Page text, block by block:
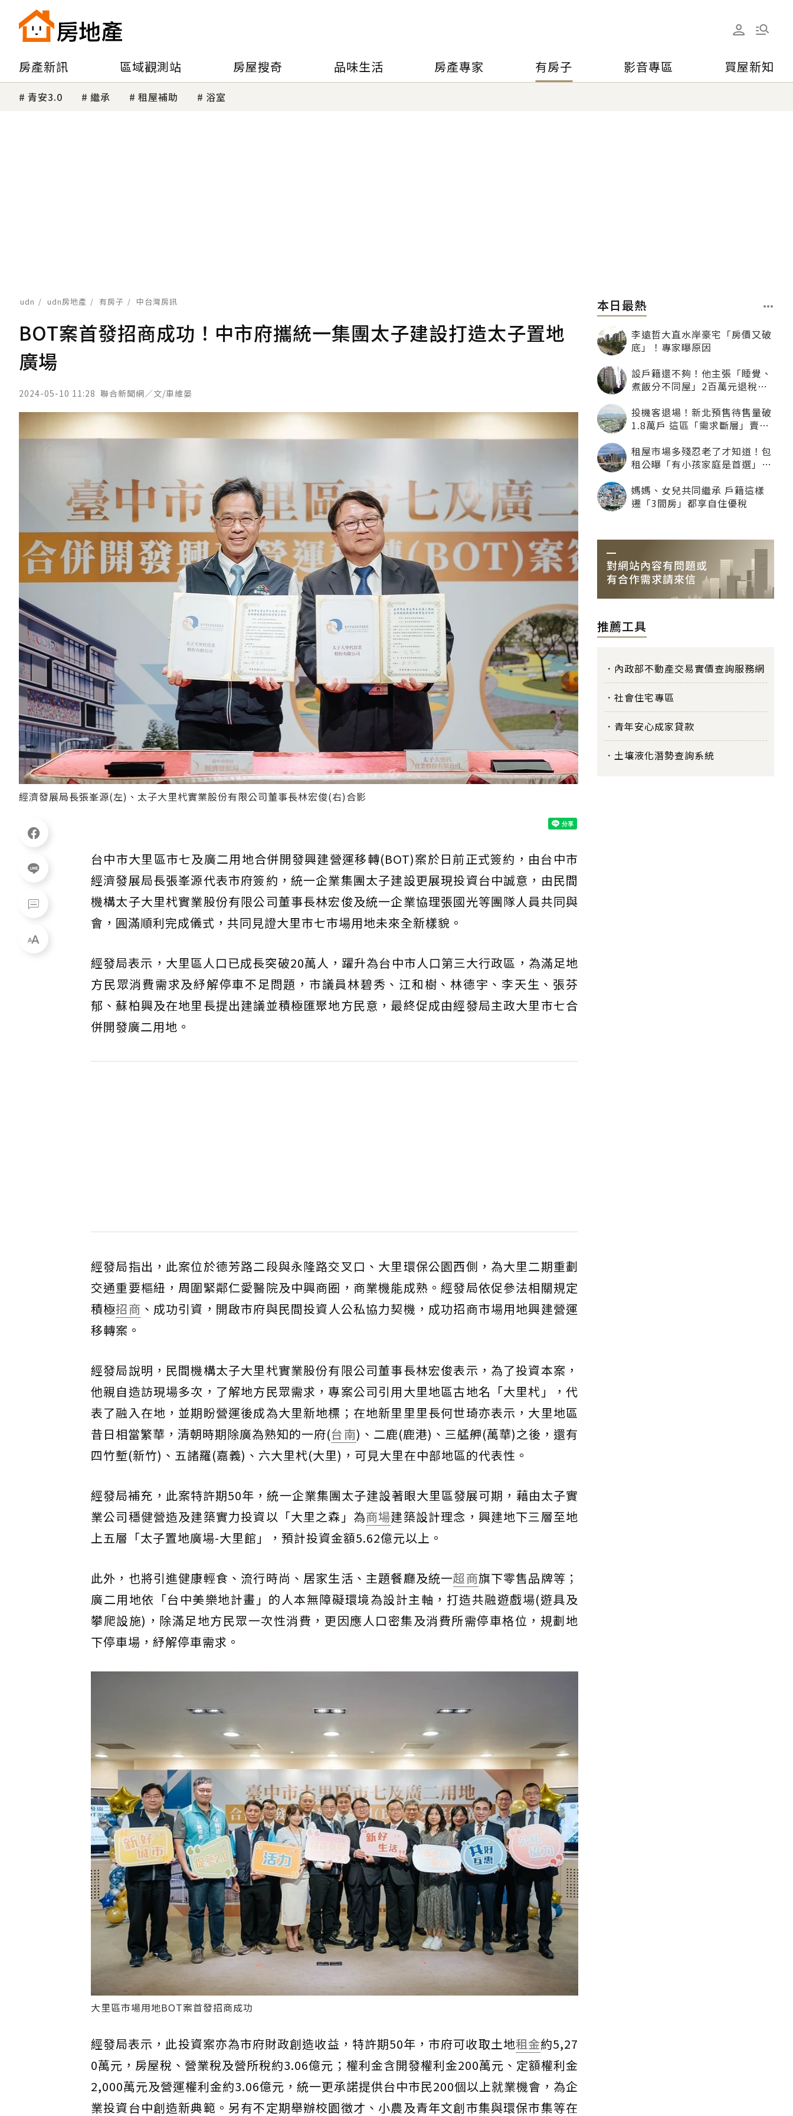
房產新訊 區域觀測站 房屋搜奇 品味生活 房產專家 有房子 影音專區 買屋新知
青安3.0 繼承 租屋補助 浴室
udn udn房地產 有房子 中台灣房訊
BOT案首發招商成功！中市府攜統一集團太子建設打造太子置地
廣場
2024-05-10 11:28 聯合新聞網／文/車維晏
經濟發展局長張峯源(左)、太子大里杙實業股份有限公司董事長林宏俊(右)合影
台中市大里區市七及廣二用地合併開發興建營運移轉(BOT)案於日前正式簽約，由台中市
經濟發展局長張峯源代表市府簽約，統一企業集團太子建設更展現投資台中誠意，由民間
機構太子大里杙實業股份有限公司董事長林宏俊及統一企業協理張國光等團隊人員共同與
會，圓滿順利完成儀式，共同見證大里市七市場用地未來全新樣貌。
經發局表示，大里區人口已成長突破20萬人，躍升為台中市人口第三大行政區，為滿足地
方民眾消費需求及紓解停車不足問題，市議員林碧秀、江和樹、林德宇、李天生、張芬
郁、蘇柏興及在地里長提出建議並積極匯聚地方民意，最終促成由經發局主政大里市七合
併開發廣二用地。
經發局指出，此案位於德芳路二段與永隆路交叉口、大里環保公園西側，為大里二期重劃
交通重要樞紐，周圍緊鄰仁愛醫院及中興商圈，商業機能成熟。經發局依促參法相關規定
積極招商 、成功引資，開啟市府與民間投資人公私協力契機，成功招商市場用地興建營運
移轉案。
經發局說明，民間機構太子大里杙實業股份有限公司董事長林宏俊表示，為了投資本案，
他親自造訪現場多次，了解地方民眾需求，專案公司引用大里地區古地名「大里杙」，代
表了融入在地，並期盼營運後成為大里新地標；在地新里里里長何世琦亦表示，大里地區
昔日相當繁華，清朝時期除廣為熟知的一府(台南)、二鹿(鹿港)、三艋舺(萬華)之後，還有
四竹塹(新竹)、五諸羅(嘉義)、六大里杙(大里)，可見大里在中部地區的代表性。
經發局補充，此案特許期50年，統一企業集團太子建設著眼大里區發展可期，藉由太子實
業公司穩健營造及建築實力投資以「大里之森」為商場建築設計理念，興建地下三層至地
上五層「太子置地廣場-大里館」，預計投資金額5.62億元以上。
此外，也將引進健康輕食、流行時尚、居家生活、主題餐廳及統一超商旗下零售品牌等；
廣二用地依「台中美樂地計畫」的人本無障礙環境為設計主軸，打造共融遊戲場(遊具及
攀爬設施)，除滿足地方民眾一次性消費，更因應人口密集及消費所需停車格位，規劃地
下停車場，紓解停車需求。
大里區市場用地BOT案首發招商成功
經發局表示，此投資案亦為市府財政創造收益，特許期50年，市府可收取土地租金約5,27
0萬元，房屋稅、營業稅及營所稅約3.06億元；權利金含開發權利金200萬元、定額權利金
2,000萬元及營運權利金約3.06億元，統一更承諾提供台中市民200個以上就業機會，為企
業投資台中創造新典範。另有不定期舉辦校園徵才、小農及青年文創市集與環保市集等在
本日最熱
李遠哲大直水岸豪宅「房價又破
底」！專家曝原因
設戶籍還不夠！他主張「睡覺、
煮飯分不同屋」2百萬元退稅照
投機客退場！新北預售待售量破
1.8萬戶 這區「需求斷層」賣壓
租屋市場多殘忍老了才知道！包
租公曝「有小孩家庭是首選」：
媽媽、女兒共同繼承 戶籍這樣
遷「3間房」都享自住優稅
推薦工具
內政部不動產交易實價查詢服務網
社會住宅專區
青年安心成家貸款
土壤液化潛勢查詢系統